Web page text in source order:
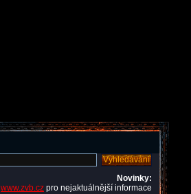
Novinky:
www.zvb.cz pro nejaktuálnější informace